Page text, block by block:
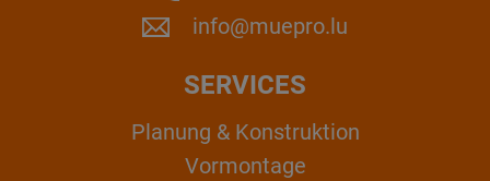
info@muepro.lu
SERVICES
Planung & Konstruktion
Vormontage